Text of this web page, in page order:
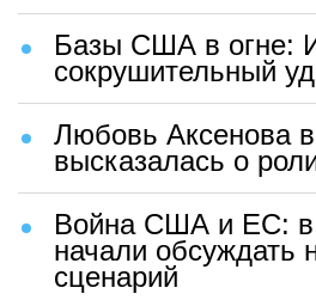
Базы США в огне:
сокрушительный
Любовь Аксенова
высказалась о
Война США и ЕС: в
начали
сценарий